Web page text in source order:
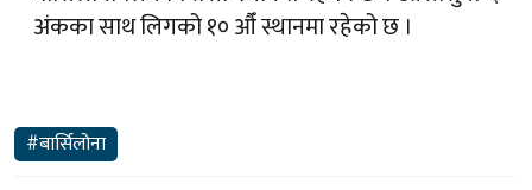
अंकका साथ लिगको १० औँ स्थानमा रहेको छ ।
#बार्सिलोना